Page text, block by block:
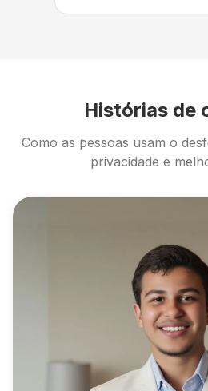
Histórias de
Como as pessoas usam o
privacidade e